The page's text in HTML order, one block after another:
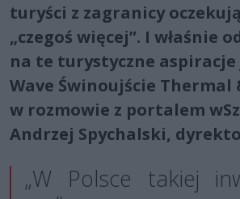
turyści z zagranicy
„czegoś więcej”. I właśnie
na te turystyczne
Wave Świnoujście Thermal
w rozmowie z portalem
Andrzej Spychalski,
„W Polsce takiej